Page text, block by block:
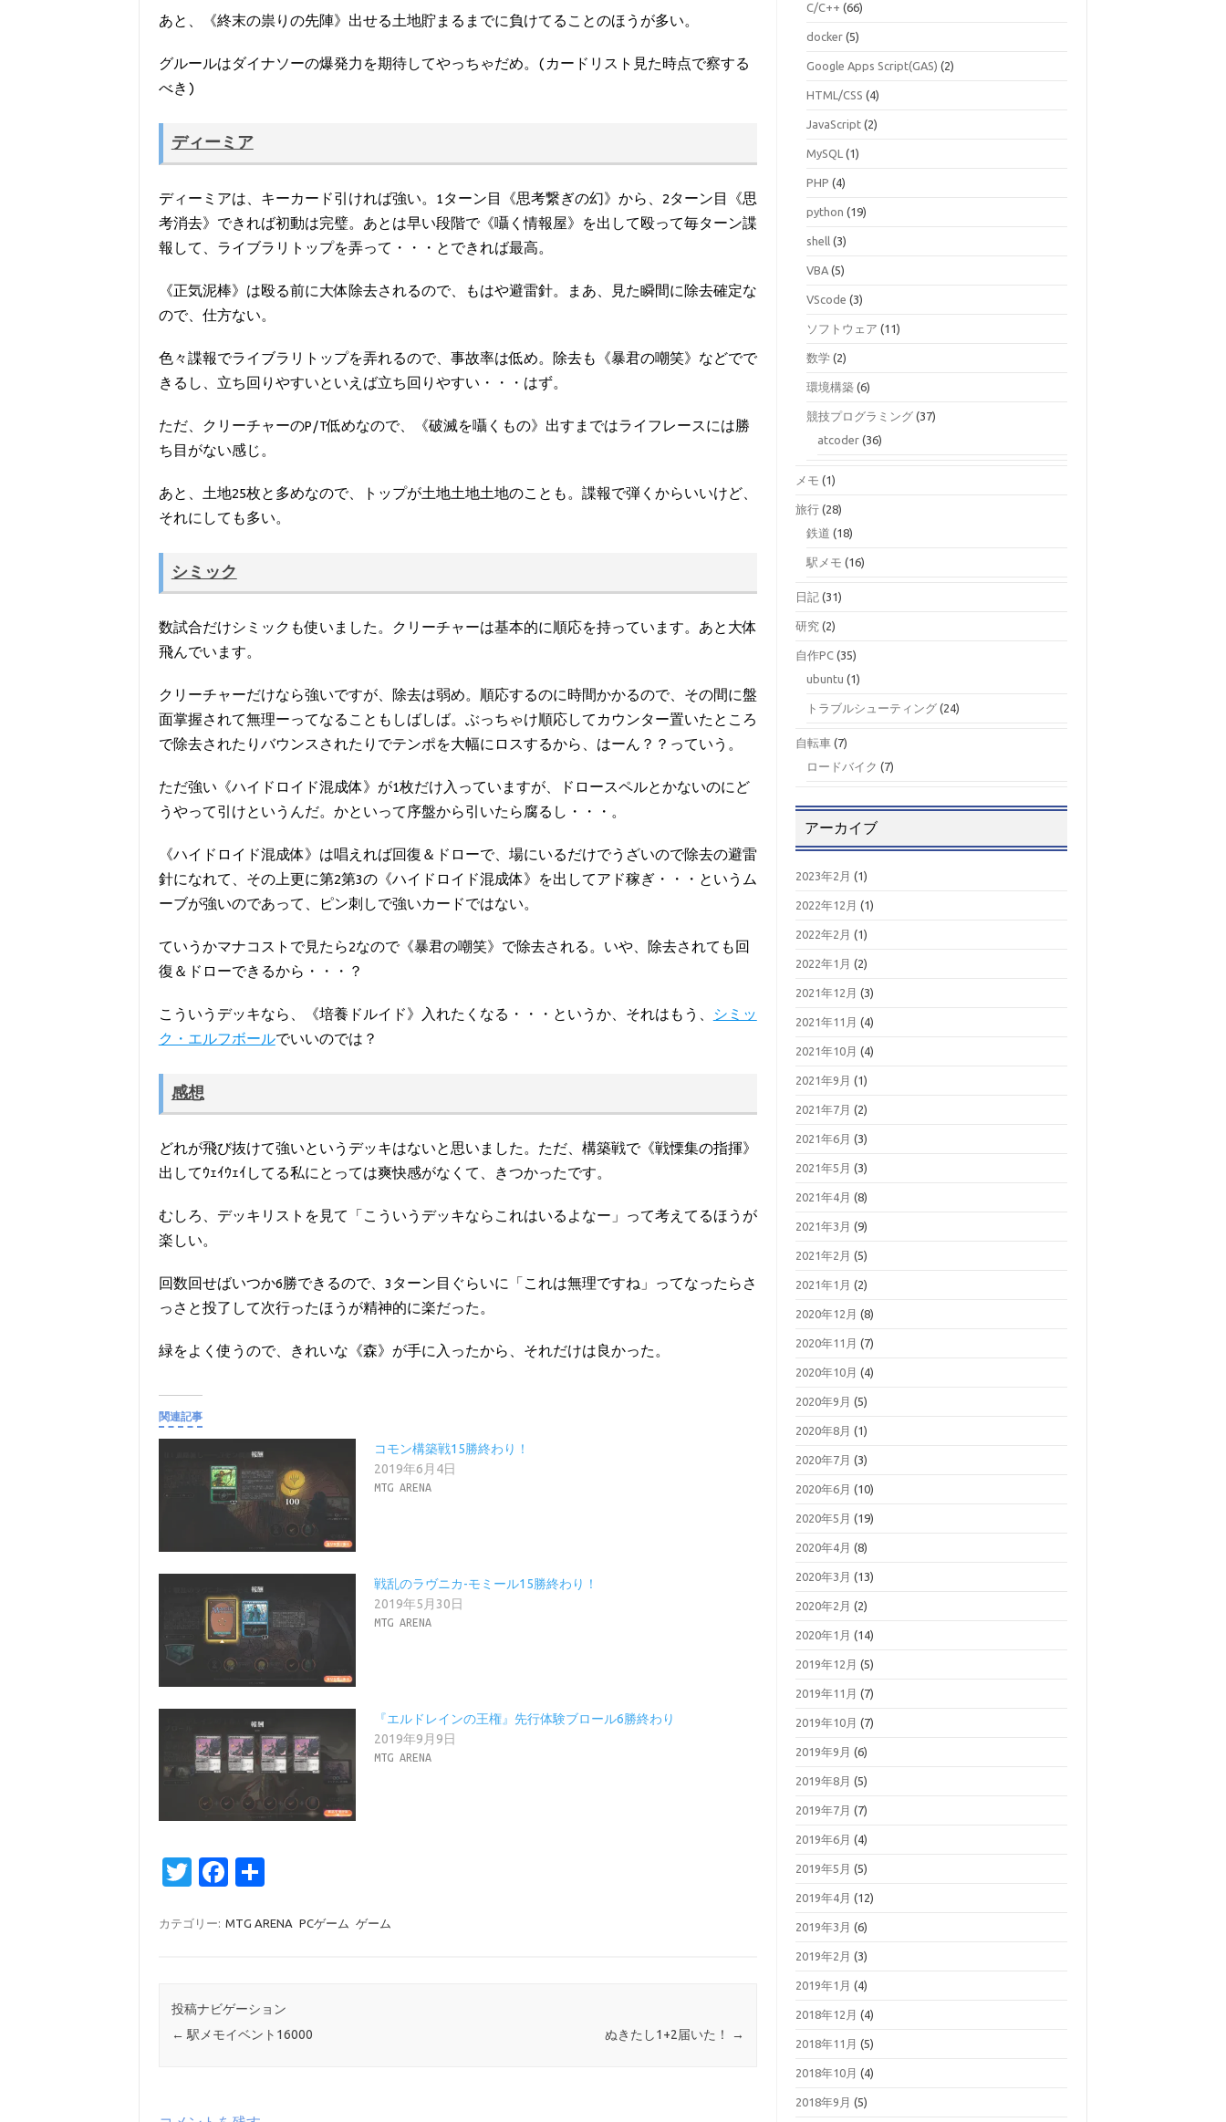
あと、《終末の祟りの先陣》出せる土地貯まるまでに負けてることのほうが多い。
グルールはダイナソーの爆発力を期待してやっちゃだめ。(カードリスト見た時点で察する
べき)
ディーミア
ディーミアは、キーカード引ければ強い。1ターン目《思考繋ぎの幻》から、2ターン目《思
考消去》できれば初動は完璧。あとは早い段階で《囁く情報屋》を出して殴って毎ターン諜
報して、ライブラリトップを弄って・・・とできれば最高。
《正気泥棒》は殴る前に大体除去されるので、もはや避雷針。まあ、見た瞬間に除去確定な
ので、仕方ない。
色々諜報でライブラリトップを弄れるので、事故率は低め。除去も《暴君の嘲笑》などでで
きるし、立ち回りやすいといえば立ち回りやすい・・・はず。
ただ、クリーチャーのP/T低めなので、《破滅を囁くもの》出すまではライフレースには勝
ち目がない感じ。
あと、土地25枚と多めなので、トップが土地土地土地のことも。諜報で弾くからいいけど、
それにしても多い。
シミック
数試合だけシミックも使いました。クリーチャーは基本的に順応を持っています。あと大体
飛んでいます。
クリーチャーだけなら強いですが、除去は弱め。順応するのに時間かかるので、その間に盤
面掌握されて無理ーってなることもしばしば。ぶっちゃけ順応してカウンター置いたところ
で除去されたりバウンスされたりでテンポを大幅にロスするから、はーん？？っていう。
ただ強い《ハイドロイド混成体》が1枚だけ入っていますが、ドロースペルとかないのにど
うやって引けというんだ。かといって序盤から引いたら腐るし・・・。
《ハイドロイド混成体》は唱えれば回復＆ドローで、場にいるだけでうざいので除去の避雷
針になれて、その上更に第2第3の《ハイドロイド混成体》を出してアド稼ぎ・・・というム
ーブが強いのであって、ピン刺しで強いカードではない。
ていうかマナコストで見たら2なので《暴君の嘲笑》で除去される。いや、除去されても回
復＆ドローできるから・・・？
こういうデッキなら、《培養ドルイド》入れたくなる・・・というか、それはもう、
シミッ
ク・エルフボールでいいのでは？
感想
どれが飛び抜けて強いというデッキはないと思いました。ただ、構築戦で《戦慄集の指揮》
出してｳｪｲｳｪｲしてる私にとっては爽快感がなくて、きつかったです。
むしろ、デッキリストを見て「こういうデッキならこれはいるよなー」って考えてるほうが
楽しい。
回数回せばいつか6勝できるので、3ターン目ぐらいに「これは無理ですね」ってなったらさ
っさと投了して次行ったほうが精神的に楽だった。
緑をよく使うので、きれいな《森》が手に入ったから、それだけは良かった。
関連記事
コモン構築戦15勝終わり！
2019年6月4日
MTG ARENA
戦乱のラヴニカ-モミール15勝終わり！
2019年5月30日
MTG ARENA
『エルドレインの王権』先行体験ブロール6勝終わり
2019年9月9日
MTG ARENA
T
it
Fa
e
o
k
カテゴリー: MTG ARENA PCゲーム ゲーム
投稿ナビゲーション
← 駅メモイベント16000 ぬきたし1+2届いた！ →
C/C++ (66)
docker (5)
Google Apps Script(GAS) (2)
HTML/CSS (4)
JavaScript (2)
MySQL (1)
PHP (4)
python (19)
shell (3)
VBA (5)
VScode (3)
ソフトウェア (11)
数学 (2)
環境構築 (6)
競技プログラミング (37)
atcoder (36)
メモ (1)
旅行 (28)
鉄道 (18)
駅メモ (16)
日記 (31)
研究 (2)
自作PC (35)
ubuntu (1)
トラブルシューティング (24)
自転車 (7)
ロードバイク (7)
アーカイブ
2023年2月 (1)
2022年12月 (1)
2022年2月 (1)
2022年1月 (2)
2021年12月 (3)
2021年11月 (4)
2021年10月 (4)
2021年9月 (1)
2021年7月 (2)
2021年6月 (3)
2021年5月 (3)
2021年4月 (8)
2021年3月 (9)
2021年2月 (5)
2021年1月 (2)
2020年12月 (8)
2020年11月 (7)
2020年10月 (4)
2020年9月 (5)
2020年8月 (1)
2020年7月 (3)
2020年6月 (10)
2020年5月 (19)
2020年4月 (8)
2020年3月 (13)
2020年2月 (2)
2020年1月 (14)
2019年12月 (5)
2019年11月 (7)
2019年10月 (7)
2019年9月 (6)
2019年8月 (5)
2019年7月 (7)
2019年6月 (4)
2019年5月 (5)
2019年4月 (12)
2019年3月 (6)
2019年2月 (3)
2019年1月 (4)
2018年12月 (4)
2018年11月 (5)
2018年10月 (4)
2018年9月 (5)